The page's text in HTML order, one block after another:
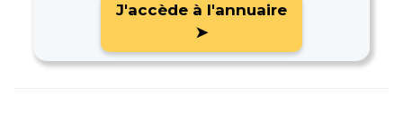
J'accède à l'annuaire
➤